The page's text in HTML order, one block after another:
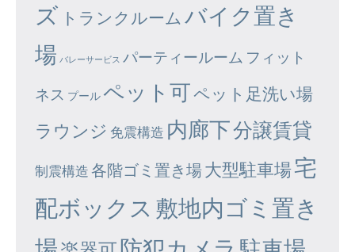
ズ トランクルーム バイク置き
場 バレーサービス パーティールーム フィット
ネス プール ペット可ペット足洗い場
ラウンジ 免震構造 内廊下分譲賃貸
制震構造 各階ゴミ置き場大型駐車場宅
配ボックス 敷地内ゴミ置き